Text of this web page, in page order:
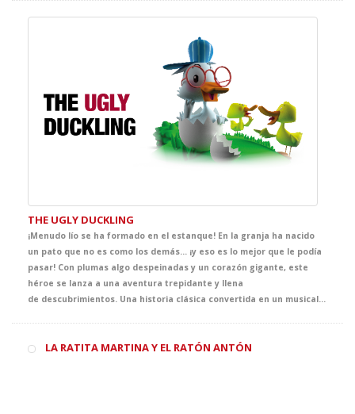
THE UGLY DUCKLING
¡Menudo lío se ha formado en el estanque! En la granja ha nacido
un pato que no es como los demás… ¡y eso es lo mejor que le podía
pasar! Con plumas algo despeinadas y un corazón gigante, este
héroe se lanza a una aventura trepidante y llena
de descubrimientos. Una historia clásica convertida en un musical divertido y entrañable, donde la autoestima, la inclusión y la amistad son los verdaderos protagonistas. Totalmente adaptado a su nivel de inglés, con canciones pegadizas, diálogos sencillos y mucho sentido del humor, este espectáculo será la excusa perfecta para aprender que ser diferente es, en realidad, un superpoder. ¡Y es que lo que nos hace iguales es que todos somos diferentes!
LA RATITA MARTINA Y EL RATÓN ANTÓN